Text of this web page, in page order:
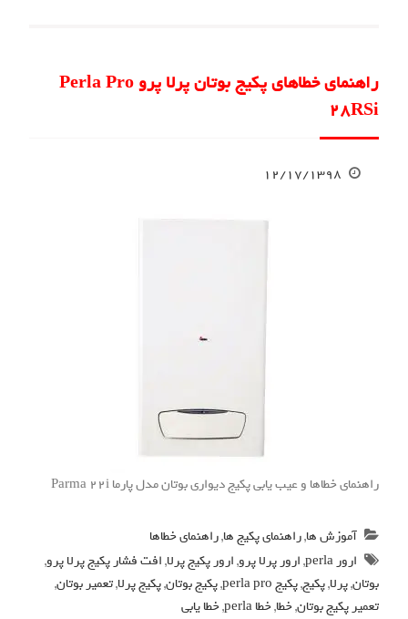
راهنمای خطاهای پکیج بوتان پرلا پرو Perla Pro
28RSi
۱۲/۱۷/۱۳۹۸
راهنمای خطاها و عیب یابی پکیج دیواری بوتان مدل پارما Parma 22i
آموزش ها,راهنمای پکیج ها,راهنمای خطاها
ارور perla
,ارور پرلا پرو,ارور پکیج پرلا,افت فشار پکیج پرلا پرو,
بوتان,پرلا,پکیج,پکیج perla pro ,پکیج بوتان,پکیج پرلا,تعمیر بوتان,
تعمیر پکیج بوتان,خطا,خطا perla ,خطا یابی